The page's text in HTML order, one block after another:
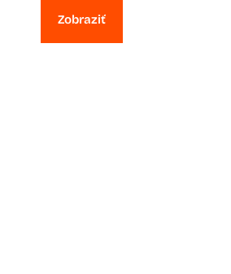
Zobraziť